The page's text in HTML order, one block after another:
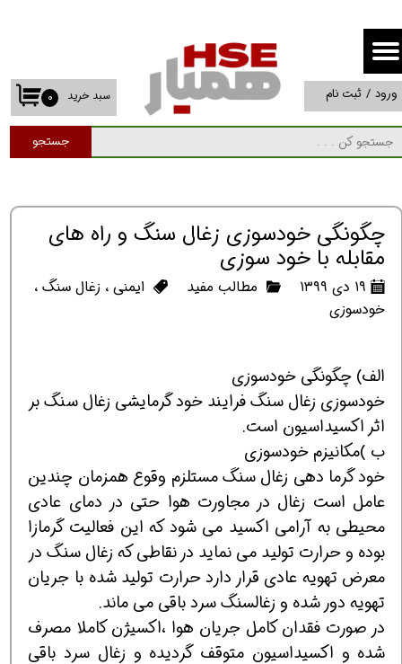
جستجو
۰ سبد خرید ورود / ثبت نام
حساب کاربری من
تغییر گذر واژه
سفارشات
چگونگی خودسوزی زغال سنگ و راه های
مقابله با خود سوزی
۱۹ دی ۱۳۹۹ مطالب مفید ایمنی، زغال سنگ،
خودسوزی
الف) چگونگی خودسوزی
خودسوزی زغال سنگ فرایند خود گرمایشی زغال سنگ بر
اثر اکسیداسیون است.
ب )مکانیزم خودسوزی
خود گرما دهی زغال سنگ مستلزم وقوع همزمان چندین
عامل است زغال در مجاورت هوا حتی در دمای عادی
محیطی به آرامی اکسید می شود که این فعالیت گرمازا
بوده و حرارت تولید می نماید در نقاطی که زغال سنگ در
معرض تهویه عادی قرار دارد حرارت تولید شده با جریان
تهویه دور شده و زغالسنگ سرد باقی می ماند.
در صورت فقدان کامل جریان هوا ،اکسیژن کاملا مصرف
شده و اکسیداسیون متوقف گردیده و زغال سرد باقی